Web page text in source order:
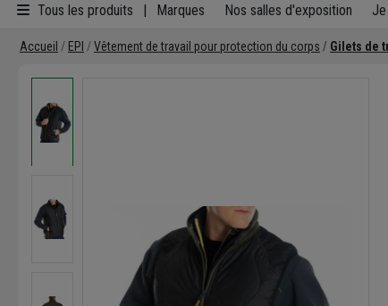
Tous les produits Marques Nos salles d'exposition
Accueil EPI Vêtement de travail pour protection du corps Gilets de